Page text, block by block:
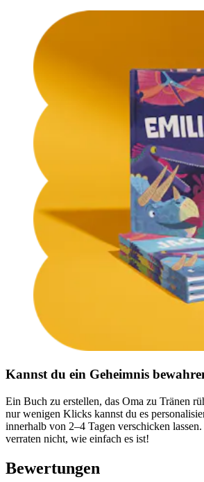
Kannst du ein Geheimnis
Ein Buch zu erstellen, das Oma zu Tränen
nur wenigen Klicks kannst du es
innerhalb von 2–4 Tagen verschicken
verraten nicht, wie einfach es ist!
Bewertungen